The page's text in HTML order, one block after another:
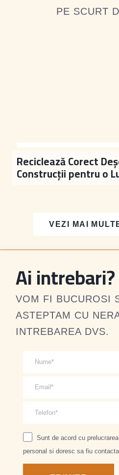
PE SCURT
Reciclează Corect
Construcții pentru o
VEZI MAI
Ai intrebari?
VOM FI BUCUROSI
ASTEPTAM CU
INTREBAREA DVS.
Sunt de acord cu
personal si doresc sa fiu